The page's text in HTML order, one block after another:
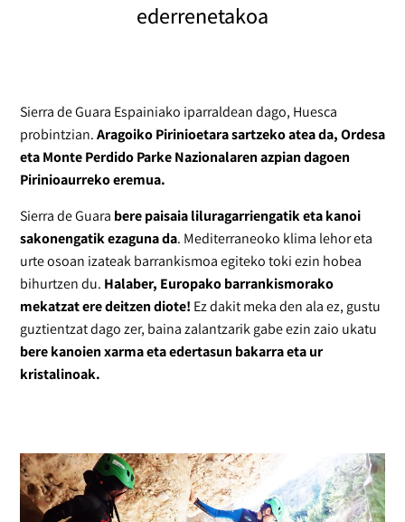
ederrenetakoa
Sierra de Guara Espainiako iparraldean dago, Huesca
probintzian.Aragoiko Pirinioetara sartzeko atea da, Ordesa
eta Monte Perdido Parke Nazionalaren azpian dagoen
Pirinioaurreko eremua.
Sierra de Guara bere paisaia liluragarriengatik eta kanoi
sakonengatik ezaguna da. Mediterraneoko klima lehor eta
urte osoan izateak barrankismoa egiteko toki ezin hobea
bihurtzen du. Halaber, Europako barrankismorako
mekatzat ere deitzen diote! Ez dakit meka den ala ez, gustu
guztientzat dago zer, baina zalantzarik gabe ezin zaio ukatu
bere kanoien xarma eta edertasun bakarra eta ur
kristalinoak.